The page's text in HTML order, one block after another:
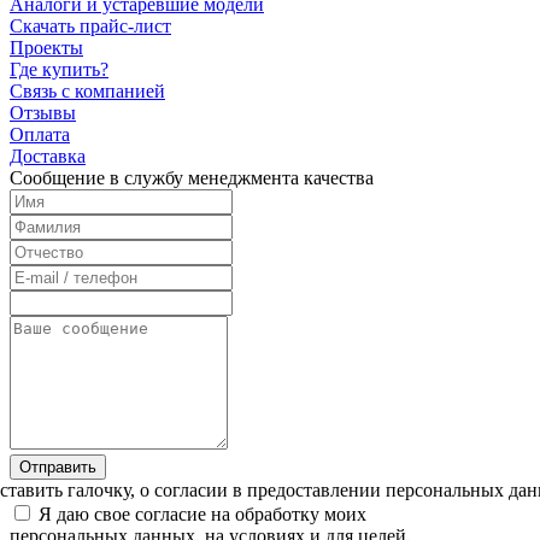
Аналоги и устаревшие модели
Скачать прайс-лист
Проекты
Где купить?
Связь с компанией
Отзывы
Оплата
Доставка
Cообщение в службу менеджмента качества
Отправить
галочку, о согласии в предоставлении персональных
Я даю свое согласие на обработку моих
персональных данных, на условиях и для целей,